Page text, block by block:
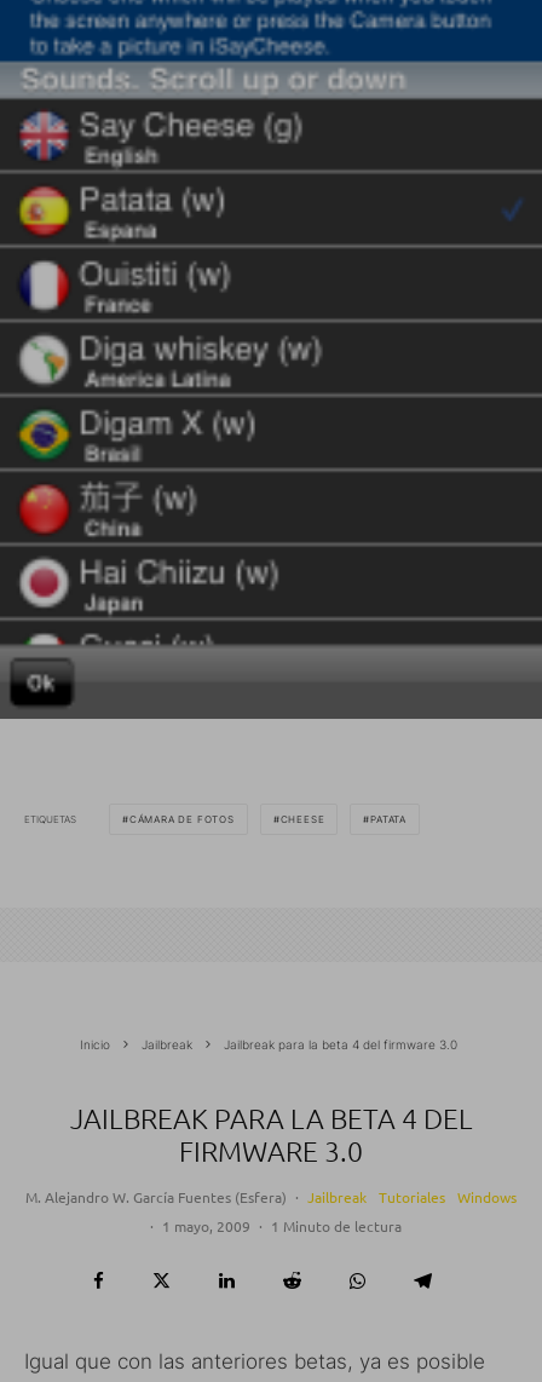
ETIQUETAS CÁMARA DE FOTOS CHEESE PATATA
Inicio Jailbreak Jailbreak para la beta 4 del firmware 3.0
JAILBREAK PARA LA BETA 4 DEL
FIRMWARE 3.0
M. Alejandro W. García Fuentes (Esfera) · Jailbreak Tutoriales
Windows
· 1 mayo, 2009 · 1 Minuto de lectura
Igual que con las anteriores betas, ya es posible